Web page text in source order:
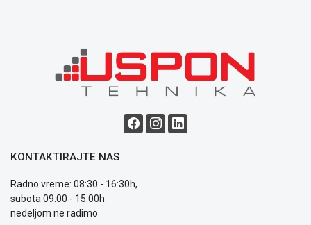
KONTAKTIRAJTE NAS
Radno vreme: 08:30 - 16:30h,
subota 09:00 - 15:00h
nedeljom ne radimo